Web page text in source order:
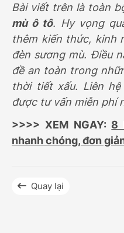
Bài viết trên là toàn
mù ô tô. Hy vọng
thêm kiến thức, kinh
đèn sương mù. Điều
đề an toàn trong
thời tiết xấu. Liên hệ
được tư vấn miễn phí
>>>> XEM NGAY: 8
nhanh chóng, đơn
Quay lại